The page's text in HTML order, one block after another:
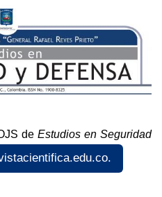
de Estudios en Seguridad